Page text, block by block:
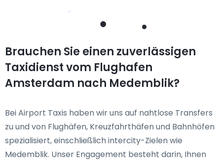
Brauchen Sie einen zuverlässigen
Taxidienst vom Flughafen
Amsterdam nach Medemblik?
Bei Airport Taxis haben wir uns auf nahtlose Transfers
zu und von Flughäfen, Kreuzfahrthäfen und Bahnhöfen
spezialisiert, einschließlich intercity-Zielen wie
Medemblik. Unser Engagement besteht darin, Ihnen